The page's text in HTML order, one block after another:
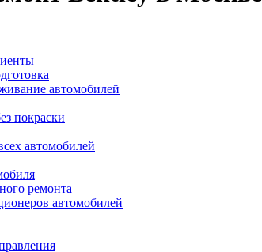
автомобилей
покраски
автомобилей
ремонта
автомобилей